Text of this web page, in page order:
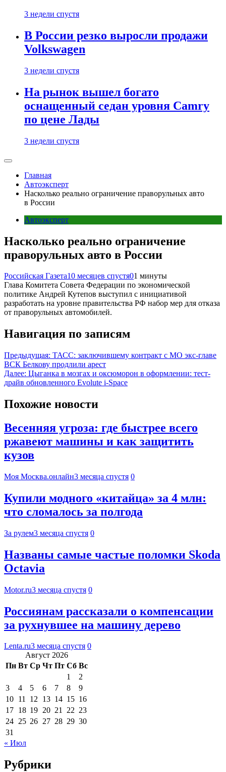
3 недели спустя
В России резко выросли продажи
Volkswagen
3 недели спустя
На рынок вышел богато
оснащенный седан уровня Camry
по цене Лады
3 недели спустя
Главная
Автоэксперт
Насколько реально ограничение праворульных авто
в России
Автоэксперт
Насколько реально ограничение
праворульных авто в России
Российская Газета10 месяцев спустя01 минуты
Глава Комитета Совета Федерации по экономической
политике Андрей Кутепов выступил с инициативой
разработать на уровне правительства РФ набор мер для отказа
от праворульных автомобилей.
Навигация по записям
Предыдущая: ТАСС: заключившему контракт с МО экс-главе
ВСК Белкову продлили арест
Далее: Цыганка в мозгах и оксюморон в оформлении: тест-
драйв обновленного Evolute i-Space
Похожие новости
Весенняя угроза: где быстрее всего
ржавеют машины и как защитить
кузов
Моя Москва.онлайн3 месяца спустя 0
Купили модного «китайца» за 4 млн:
что сломалось за полгода
За рулем3 месяца спустя 0
Названы самые частые поломки Skoda
Octavia
Motor.ru3 месяца спустя 0
Россиянам рассказали о компенсации
за рухнувшее на машину дерево
Lenta.ru3 месяца спустя 0
Август 2026
Пн Вт Ср Чт Пт Сб Вс
1
2
3
4 5 6 7 8
9
10 11 12 13 14 15 16
17 18 19 20 21 22 23
24 25 26 27 28 29 30
31
« Июл
Рубрики